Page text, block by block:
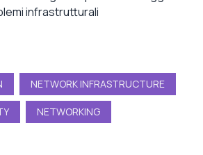
infrastrutturali
NETWORK INFRASTRUCTURE
NETWORKING